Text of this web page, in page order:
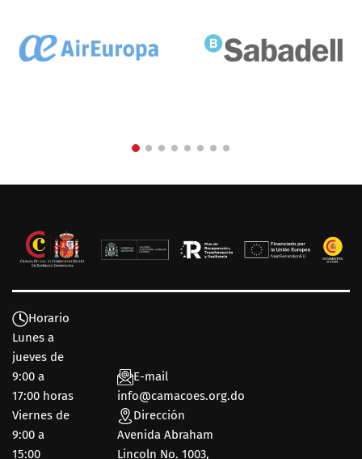
Horario
Lunes a
jueves de
9:00 a
17:00 horas
Viernes de
9:00 a
15:00
E-mail
info@camacoes.org.do
Dirección
Avenida Abraham
Lincoln No. 1003,